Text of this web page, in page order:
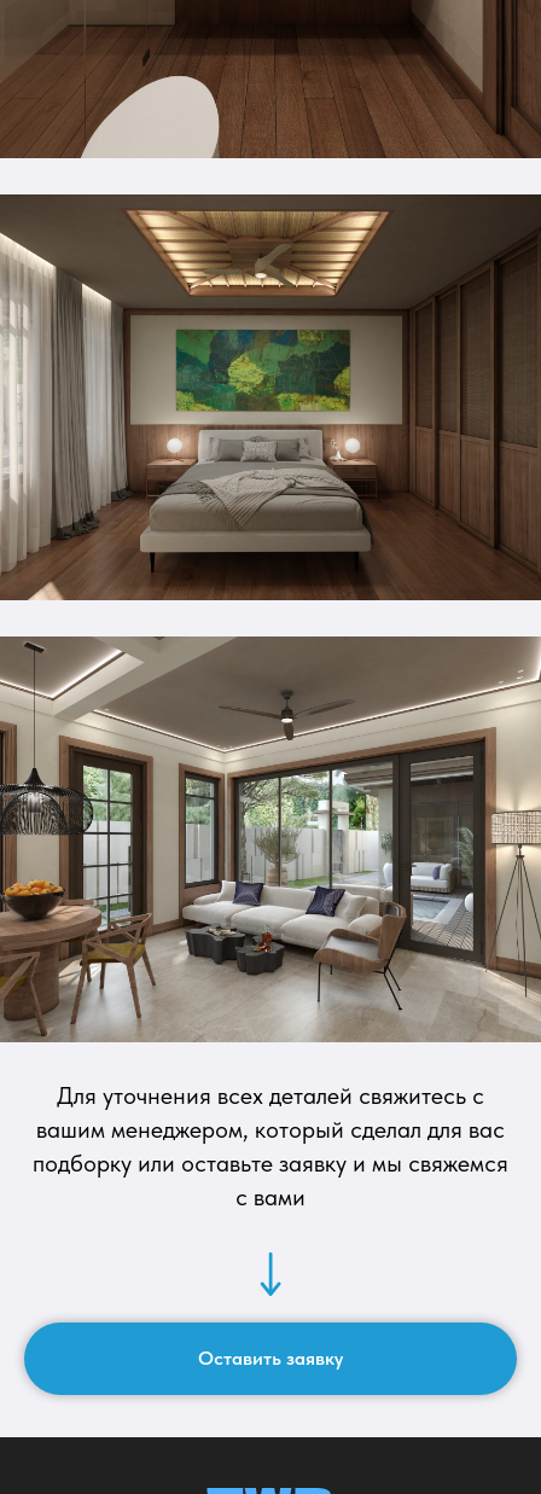
Для уточнения всех деталей свяжитесь с
вашим менеджером, который сделал для вас
подборку или оставьте заявку и мы свяжемся
с вами
Оставить заявку
artemplot@gmail.com